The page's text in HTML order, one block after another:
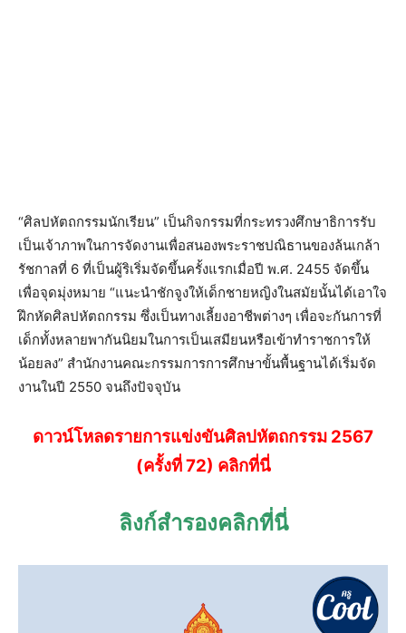
“ศิลปหัตถกรรมนักเรียน” เป็นกิจกรรมที่กระทรวงศึกษาธิการรับ
เป็นเจ้าภาพในการจัดงานเพื่อสนองพระราชปณิธานของล้นเกล้า
รัชกาลที่ 6 ที่เป็นผู้ริเริ่มจัดขึ้นครั้งแรกเมื่อปี พ.ศ. 2455 จัดขึ้น
เพื่อจุดมุ่งหมาย “แนะนำชักจูงให้เด็กชายหญิงในสมัยนั้นได้เอาใจ
ฝึกหัดศิลปหัตถกรรม ซึ่งเป็นทางเลี้ยงอาชีพต่างๆ เพื่อจะกันการที่
เด็กทั้งหลายพากันนิยมในการเป็นเสมียนหรือเข้าทำราชการให้
น้อยลง” สำนักงานคณะกรรมการการศึกษาขั้นพื้นฐานได้เริ่มจัด
งานในปี 2550 จนถึงปัจจุบัน
ดาวน์โหลดรายการแข่งขันศิลปหัตถกรรม 2567
(ครั้งที่ 72) คลิกที่นี่
ลิงก์สำรองคลิกที่นี่